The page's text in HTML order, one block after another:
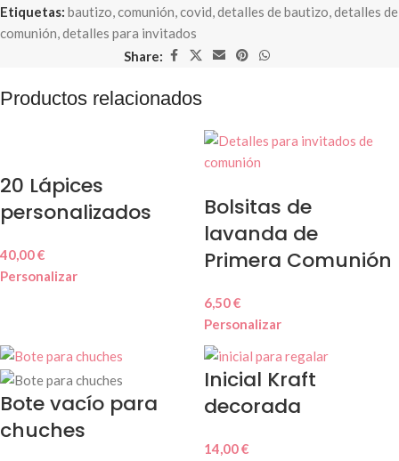
Etiquetas: bautizo,comunión,covid,detalles de bautizo,detalles de
comunión,detalles para invitados
Share:
Productos relacionados
20 Lápices
personalizados
40,00€
Personalizar
Bolsitas de
lavanda de
Primera Comunión
6,50€
Personalizar
Bote vacío para
chuches
Inicial Kraft
decorada
14,00€